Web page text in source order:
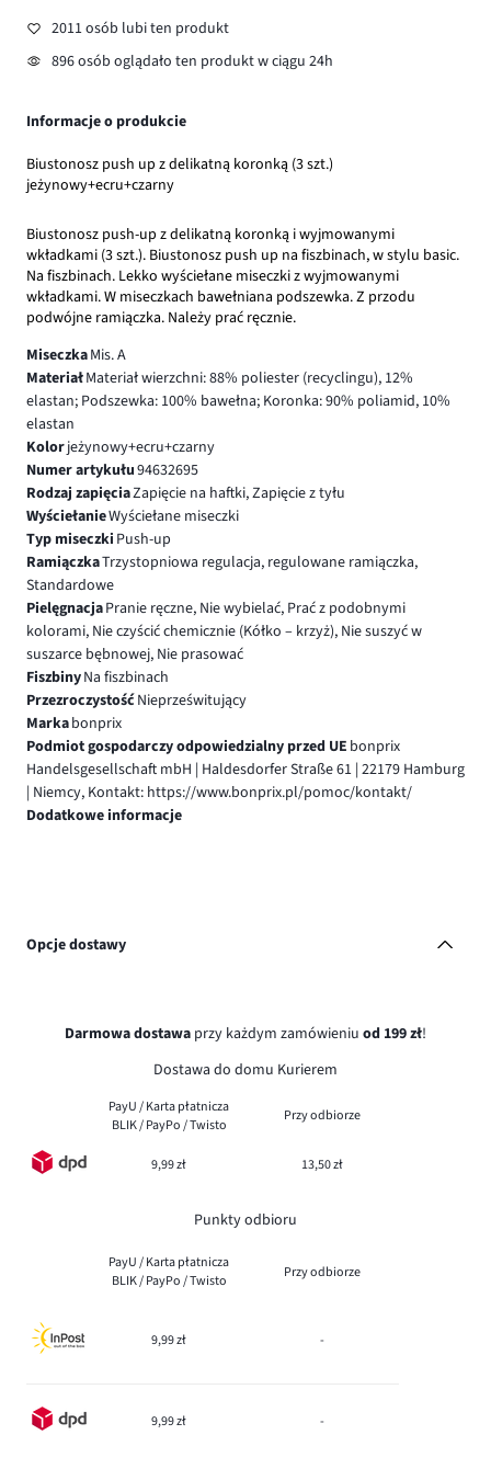
2011 osób lubi ten produkt
896 osób oglądało ten produkt w ciągu 24h
Informacje o produkcie
Biustonosz push up z delikatną koronką (3 szt.)
jeżynowy+ecru+czarny
Biustonosz push-up z delikatną koronką i wyjmowanymi
wkładkami (3 szt.). Biustonosz push up na fiszbinach, w stylu basic.
Na fiszbinach. Lekko wyściełane miseczki z wyjmowanymi
wkładkami. W miseczkach bawełniana podszewka. Z przodu
podwójne ramiączka. Należy prać ręcznie.
MiseczkaMis. A
MateriałMateriał wierzchni: 88% poliester (recyclingu), 12%
elastan; Podszewka: 100% bawełna; Koronka: 90% poliamid, 10%
elastan
Kolorjeżynowy+ecru+czarny
Numer artykułu94632695
Rodzaj zapięciaZapięcie na haftki, Zapięcie z tyłu
WyściełanieWyściełane miseczki
Typ miseczki Push-up
RamiączkaTrzystopniowa regulacja, regulowane ramiączka,
Standardowe
PielęgnacjaPranie ręczne, Nie wybielać, Prać z podobnymi
kolorami, Nie czyścić chemicznie (Kółko – krzyż), Nie suszyć w
suszarce bębnowej, Nie prasować
FiszbinyNa fiszbinach
PrzezroczystośćNieprześwitujący
Markabonprix
Podmiot gospodarczy odpowiedzialny przed UE bonprix
Handelsgesellschaft mbH | Haldesdorfer Straße 61 | 22179 Hamburg
| Niemcy, Kontakt: https://www.bonprix.pl/pomoc/kontakt/
Dodatkowe informacje
Opcje dostawy
Darmowa dostawa przy każdym zamówieniu od 199 zł!
Dostawa do domu Kurierem
PayU / Karta płatnicza
BLIK / PayPo / Twisto
Przy odbiorze
9,99 zł 13,50 zł
Punkty odbioru
PayU / Karta płatnicza
BLIK / PayPo / Twisto
Przy odbiorze
9,99 zł -
9,99 zł -